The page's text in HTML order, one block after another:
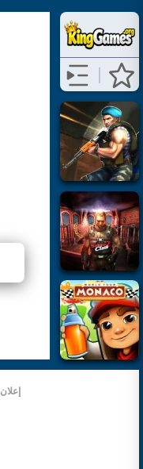
إعلان